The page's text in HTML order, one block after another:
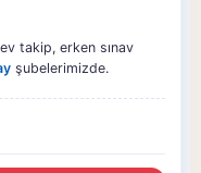
takip, erken sınav
şubelerimizde.